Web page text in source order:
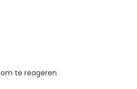
om te reageren